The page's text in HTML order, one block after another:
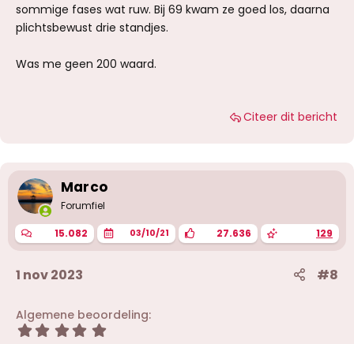
sommige fases wat ruw. Bij 69 kwam ze goed los, daarna
plichtsbewust drie standjes.
Was me geen 200 waard.
Citeer dit bericht
Marco
Forumfiel
15.082 03/10/21 27.636 129
1 nov 2023 #8
Algemene beoordeling
5